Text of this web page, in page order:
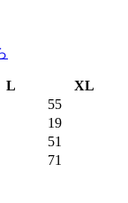
L
XL
55
19
51
71